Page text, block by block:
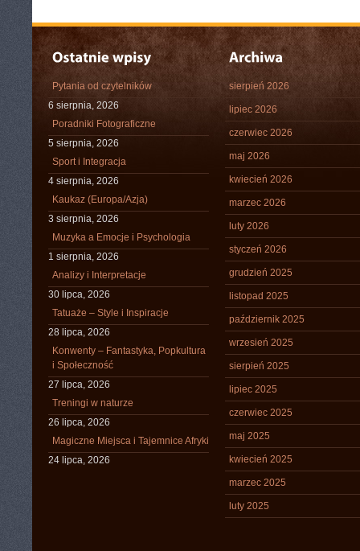
Pytania od czytelników
6 sierpnia, 2026
Poradniki Fotograficzne
5 sierpnia, 2026
Sport i Integracja
4 sierpnia, 2026
Kaukaz (Europa/Azja)
3 sierpnia, 2026
Muzyka a Emocje i Psychologia
1 sierpnia, 2026
Analizy i Interpretacje
30 lipca, 2026
Tatuaże – Style i Inspiracje
28 lipca, 2026
Konwenty – Fantastyka, Popkultura
i Społeczność
27 lipca, 2026
Treningi w naturze
26 lipca, 2026
Magiczne Miejsca i Tajemnice Afryki
24 lipca, 2026
sierpień 2026
lipiec 2026
czerwiec 2026
maj 2026
kwiecień 2026
marzec 2026
luty 2026
styczeń 2026
grudzień 2025
listopad 2025
październik 2025
wrzesień 2025
sierpień 2025
lipiec 2025
czerwiec 2025
maj 2025
kwiecień 2025
marzec 2025
luty 2025